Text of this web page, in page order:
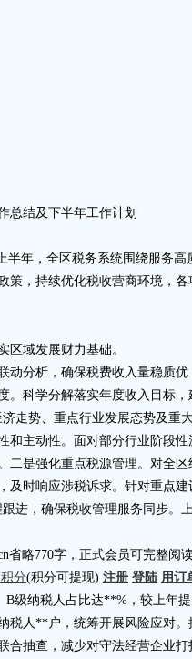
总结及下半年工作计划
半年，全区税务系统围绕服务
策，持续优化税收营商环境，
区域发展财力基础。
动分析，确保税费收入量稳质
。科学分解落实年度收入目标
走势、重点行业发展态势及重
和主动性。面对部分行业阶段
二是强化重点税源管理。对全
及时响应涉税诉求。针对重点
进，确保税收管理服务同步。
省略770字，正式会员可完整
分(积分可提现) 注册 登陆 用订
B级纳税人占比达**%，较上年
税人**户，统筹开展风险应对。
合抽查，减少对守法经营企业